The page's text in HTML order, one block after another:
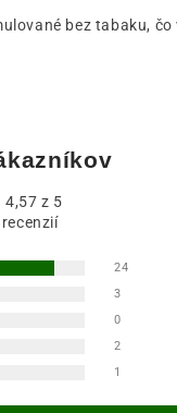
bez tabaku,
4,57 z 5
24
3
0
2
1